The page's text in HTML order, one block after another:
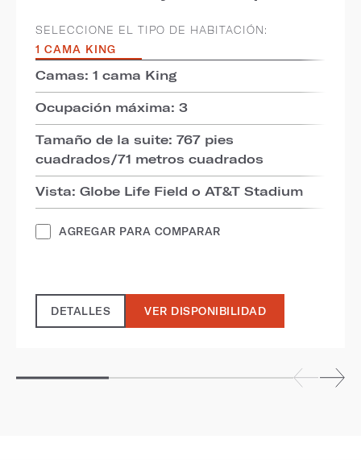
SELECCIONE EL TIPO DE HABITACIÓN:
1 CAMA KING
Camas: 1 cama King
Ocupación máxima: 3
Tamaño de la suite: 767 pies
cuadrados/71 metros cuadrados
Vista: Globe Life Field o AT&T Stadium
AGREGAR PARA COMPARAR
DETALLES VER DISPONIBILIDAD